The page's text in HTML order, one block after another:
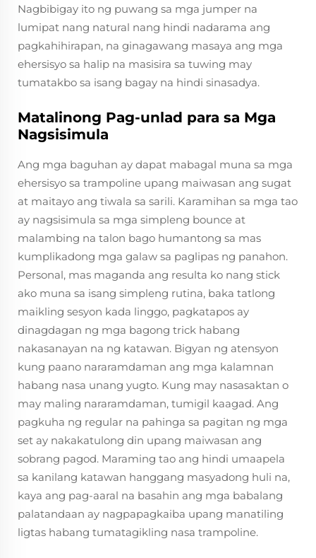
Nagbibigay ito ng puwang sa mga jumper na
lumipat nang natural nang hindi nadarama ang
pagkahihirapan, na ginagawang masaya ang mga
ehersisyo sa halip na masisira sa tuwing may
tumatakbo sa isang bagay na hindi sinasadya.
Matalinong Pag-unlad para sa Mga
Nagsisimula
Ang mga baguhan ay dapat mabagal muna sa mga
ehersisyo sa trampoline upang maiwasan ang sugat
at maitayo ang tiwala sa sarili. Karamihan sa mga tao
ay nagsisimula sa mga simpleng bounce at
malambing na talon bago humantong sa mas
kumplikadong mga galaw sa paglipas ng panahon.
Personal, mas maganda ang resulta ko nang stick
ako muna sa isang simpleng rutina, baka tatlong
maikling sesyon kada linggo, pagkatapos ay
dinagdagan ng mga bagong trick habang
nakasanayan na ng katawan. Bigyan ng atensyon
kung paano nararamdaman ang mga kalamnan
habang nasa unang yugto. Kung may nasasaktan o
may maling nararamdaman, tumigil kaagad. Ang
pagkuha ng regular na pahinga sa pagitan ng mga
set ay nakakatulong din upang maiwasan ang
sobrang pagod. Maraming tao ang hindi umaapela
sa kanilang katawan hanggang masyadong huli na,
kaya ang pag-aaral na basahin ang mga babalang
palatandaan ay nagpapagkaiba upang manatiling
ligtas habang tumatagikling nasa trampoline.